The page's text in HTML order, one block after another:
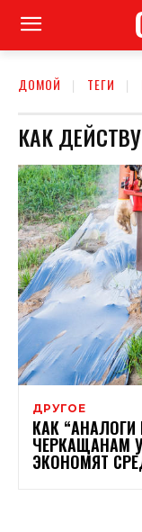
ДОМОЙ ТЕГИ
КАК
ДРУГОЕ
КАК
ЧЕРКАЩАНАМ
ЭКОНОМЯТ